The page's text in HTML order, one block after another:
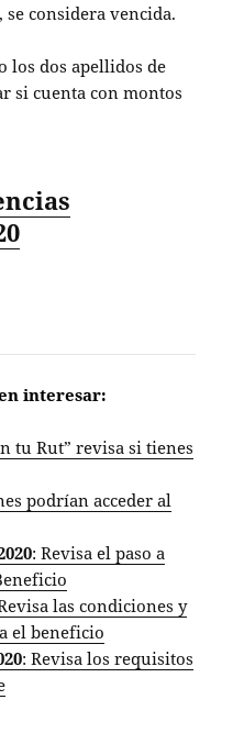
se considera vencida.
los dos apellidos de
si cuenta con montos
interesar:
tu Rut” revisa si tienes
podrían acceder al
: Revisa el paso a
las condiciones y
el beneficio
: Revisa los requisitos